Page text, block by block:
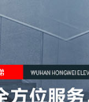
梯
梯